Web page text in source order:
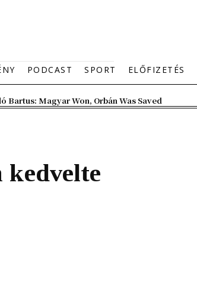
PODCAST SPORT ELŐFIZETÉS
Bartus: Magyar Won, Orbán Was Saved
kedvelte